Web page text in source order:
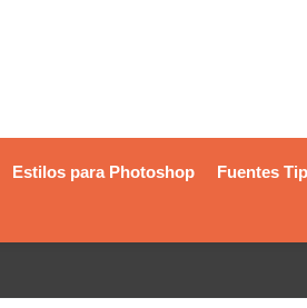
Estilos para Photoshop Fuentes